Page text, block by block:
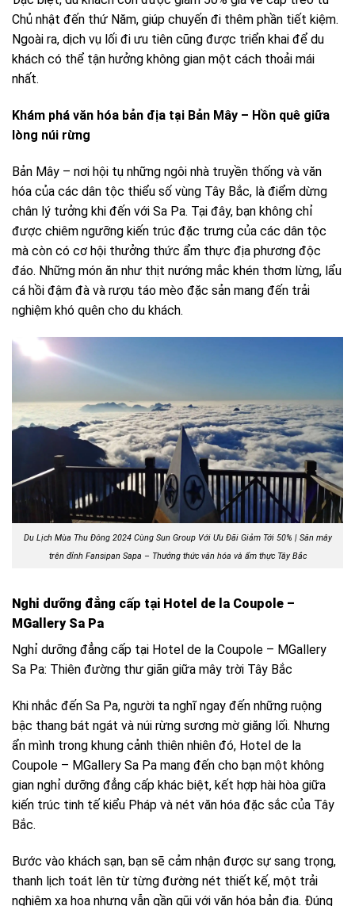
Chủ nhật đến thứ Năm, giúp chuyến đi thêm phần tiết kiệm.
Ngoài ra, dịch vụ lối đi ưu tiên cũng được triển khai để du
khách có thể tận hưởng không gian một cách thoải mái
nhất.
Khám phá văn hóa bản địa tại Bản Mây – Hồn quê giữa
lòng núi rừng
Bản Mây – nơi hội tụ những ngôi nhà truyền thống và văn
hóa của các dân tộc thiểu số vùng Tây Bắc, là điểm dừng
chân lý tưởng khi đến với Sa Pa. Tại đây, bạn không chỉ
được chiêm ngưỡng kiến trúc đặc trưng của các dân tộc
mà còn có cơ hội thưởng thức ẩm thực địa phương độc
đáo. Những món ăn như thịt nướng mắc khén thơm lừng, lẩu
cá hồi đậm đà và rượu táo mèo đặc sản mang đến trải
nghiệm khó quên cho du khách.
Du Lịch Mùa Thu Đông 2024 Cùng Sun Group Với Ưu Đãi Giảm Tới 50% | Săn mây
trên đỉnh Fansipan Sapa – Thưởng thức văn hóa và ẩm thực Tây Bắc
Nghỉ dưỡng đẳng cấp tại Hotel de la Coupole –
MGallery Sa Pa
Nghỉ dưỡng đẳng cấp tại Hotel de la Coupole – MGallery
Sa Pa: Thiên đường thư giãn giữa mây trời Tây Bắc
Khi nhắc đến Sa Pa, người ta nghĩ ngay đến những ruộng
bậc thang bát ngát và núi rừng sương mờ giăng lối. Nhưng
ẩn mình trong khung cảnh thiên nhiên đó, Hotel de la
Coupole – MGallery Sa Pa mang đến cho bạn một không
gian nghỉ dưỡng đẳng cấp khác biệt, kết hợp hài hòa giữa
kiến trúc tinh tế kiểu Pháp và nét văn hóa đặc sắc của Tây
Bắc.
Bước vào khách sạn, bạn sẽ cảm nhận được sự sang trọng,
thanh lịch toát lên từ từng đường nét thiết kế, một trải
nghiệm xa hoa nhưng vẫn gần gũi với văn hóa bản địa. Đúng